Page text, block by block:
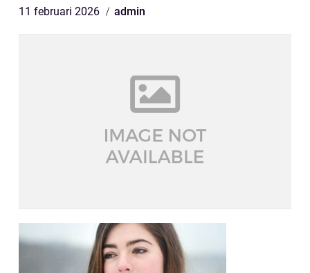
11 februari 2026 admin